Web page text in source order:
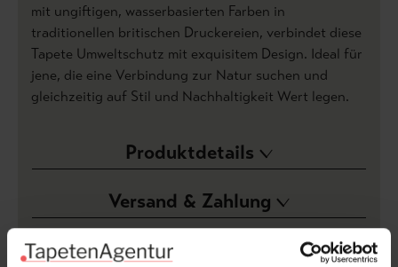
mit ungiftigen, wasserbasierten Farben in
traditionellen britischen Druckereien, verbindet diese
Tapete Umweltschutz mit exquisitem Design. Ideal für
jene, die eine Verbindung zur Natur suchen und
gleichzeitig auf Stil und Nachhaltigkeit Wert legen.
Produktdetails
Versand & Zahlung
Bewertungen